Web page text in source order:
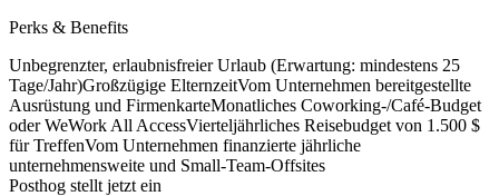
Perks & Benefits
Unbegrenzter, erlaubnisfreier Urlaub (Erwartung: mindestens 25
Tage/Jahr)Großzügige ElternzeitVom Unternehmen bereitgestellte
Ausrüstung und FirmenkarteMonatliches Coworking-/Café-Budget
oder WeWork All AccessVierteljährliches Reisebudget von 1.500 $
für TreffenVom Unternehmen finanzierte jährliche
unternehmensweite und Small-Team-Offsites
Posthog stellt jetzt ein